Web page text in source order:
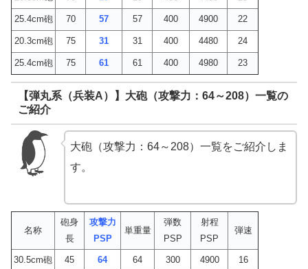
25.4cm砲 70 57 57 400 4900 22
20.3cm砲 75 31 31 400 4480 24
25.4cm砲 75 61 61 400 4980 23
【弾丸系（兵装A）】大砲（攻撃力：64～208）一覧の
ご紹介
大砲（攻撃力：64～208）一覧をご紹介しま
す。
名称
砲身
長
攻撃力
PSP
単重量
弾数
PSP
射程
PSP
弾速
30.5cm砲 45 64 64 300 4900 16